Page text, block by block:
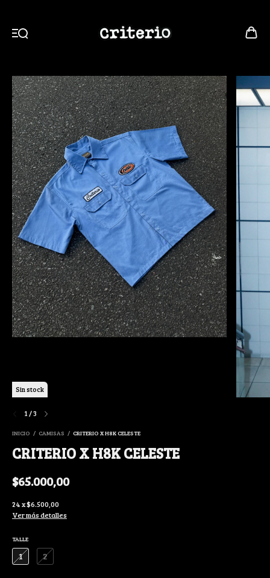
Sin stock
1/3
INICIO / CAMISAS / CRITERIO X H8K CELESTE
CRITERIO X H8K CELESTE
$65.000,00
24x$6.500,00
Ver más detalles
TALLE
1 2